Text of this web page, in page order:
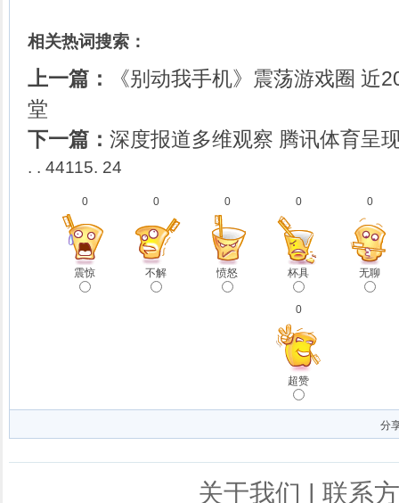
相关热词搜索：
上一篇：
《别动我手机》震荡游戏圈 近
堂
下一篇： 深度报道多维观察 腾讯体育呈
. . 44115. 24
0
震惊
0
不解
0
愤怒
0
杯具
0
无聊
0
超赞
分
关于我们 | 联系